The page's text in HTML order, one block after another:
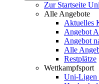
Zur Startseite
Alle Angebote
Aktuelles
Angebot
Angebot
Alle
Restplätze
Wettkampfsport
Uni-Ligen